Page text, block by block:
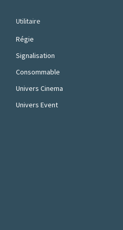
Utilitaire
Régie
Signalisation
Consommable
Univers Cinema
Univers Event